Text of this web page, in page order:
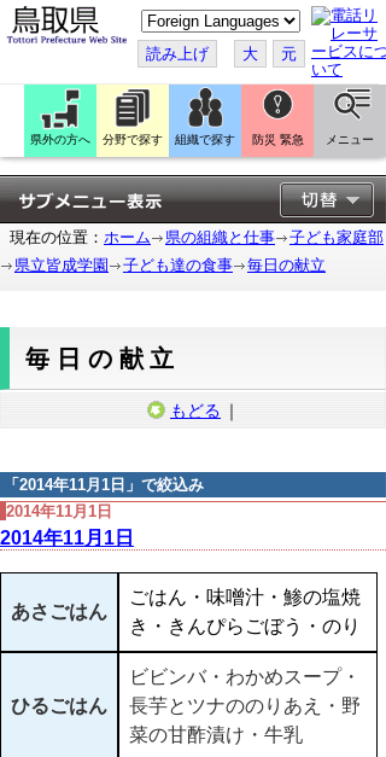
こ
の
ペ
ー
ジ
翻
訳
す
る
読み上げ 大 元
県外の方へ 分野で探す 組織で探す 防災 緊急 メニュー
現在の位置： ホーム 県の組織と仕事
子ども家庭部
県立皆成学園
子ども達の食事 毎日の献立
毎日の献立
もどる ｜
「 2014年11月1日 」で絞込み
2014年11月1日
2014年11月1日
あさごはん
ごはん・味噌汁・鯵の塩焼
き・きんぴらごぼう・のり
ひるごはん
ビビンバ・わかめスープ・
長芋とツナののりあえ・野
菜の甘酢漬け・牛乳